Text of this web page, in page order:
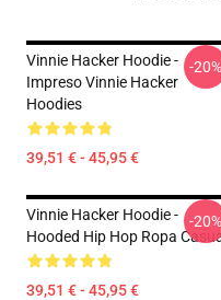
Vinnie Hacker Hoodie -
Impreso Vinnie Hacker
Hoodies
39,51 € - 45,95 €
-20%
Vinnie Hacker Hoodie -
Hooded Hip Hop Ropa
39,51 € - 45,95 €
-20%